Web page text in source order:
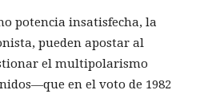
potencia insatisfecha, la
pueden apostar al
el multipolarismo
en el voto de 1982